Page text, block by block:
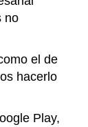
no
el de
hacerlo
Play,